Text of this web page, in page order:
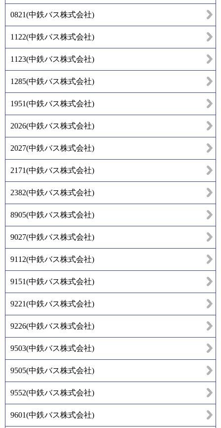
0821(中鉄バス株式会社)
1122(中鉄バス株式会社)
1123(中鉄バス株式会社)
1285(中鉄バス株式会社)
1951(中鉄バス株式会社)
2026(中鉄バス株式会社)
2027(中鉄バス株式会社)
2171(中鉄バス株式会社)
2382(中鉄バス株式会社)
8905(中鉄バス株式会社)
9027(中鉄バス株式会社)
9112(中鉄バス株式会社)
9151(中鉄バス株式会社)
9221(中鉄バス株式会社)
9226(中鉄バス株式会社)
9503(中鉄バス株式会社)
9505(中鉄バス株式会社)
9552(中鉄バス株式会社)
9601(中鉄バス株式会社)